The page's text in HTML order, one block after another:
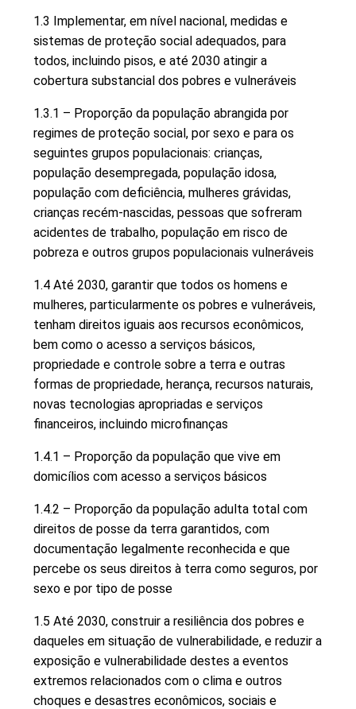
1.3 Implementar, em nível nacional, medidas e
sistemas de proteção social adequados, para
todos, incluindo pisos, e até 2030 atingir a
cobertura substancial dos pobres e vulneráveis
1.3.1 – Proporção da população abrangida por
regimes de proteção social, por sexo e para os
seguintes grupos populacionais: crianças,
população desempregada, população idosa,
população com deficiência, mulheres grávidas,
crianças recém-nascidas, pessoas que sofreram
acidentes de trabalho, população em risco de
pobreza e outros grupos populacionais vulneráveis
1.4 Até 2030, garantir que todos os homens e
mulheres, particularmente os pobres e vulneráveis,
tenham direitos iguais aos recursos econômicos,
bem como o acesso a serviços básicos,
propriedade e controle sobre a terra e outras
formas de propriedade, herança, recursos naturais,
novas tecnologias apropriadas e serviços
financeiros, incluindo microfinanças
1.4.1 – Proporção da população que vive em
domicílios com acesso a serviços básicos
1.4.2 – Proporção da população adulta total com
direitos de posse da terra garantidos, com
documentação legalmente reconhecida e que
percebe os seus direitos à terra como seguros, por
sexo e por tipo de posse
1.5 Até 2030, construir a resiliência dos pobres e
daqueles em situação de vulnerabilidade, e reduzir a
exposição e vulnerabilidade destes a eventos
extremos relacionados com o clima e outros
choques e desastres econômicos, sociais e